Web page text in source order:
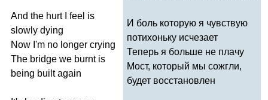
And the hurt feel is
slowly dying
Now I'm no longer crying
The bridge we burnt is
being built again
И боль которую я чувствую
потихоньку исчезает
Теперь я больше не плачу
Мост, который мы сожгли,
будет восстановлен